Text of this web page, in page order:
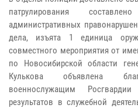
патрулирования
административных
дела, изъята 1 единица
совместного мероприятия от
по Новосибирской области
Кулькова объявлена
военнослужащим
результатов в служебной